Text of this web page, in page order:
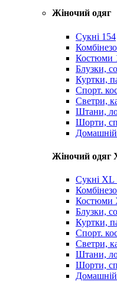
Жіночий одяг
Сукні 154
Костюми
Блузки,
Куртки,
Спорт.
Светри,
Штани,
Шорти,
Жіночий одяг
Cукні XL
Костюми
Блузки,
Куртки,
Спорт.
Светри,
Штани,
Шорти,